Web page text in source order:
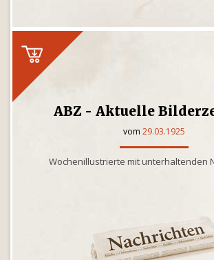
ABZ - Aktuelle
vom 29.03.1925
Wochenillustrierte mit unterhaltenden